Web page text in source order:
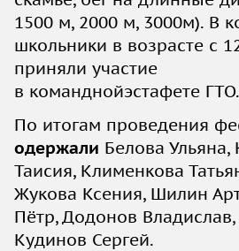
1500 м, 2000 м, 3000м). В
школьники в возрасте с
приняли участие
в команднойэстафете ГТО.
По итогам проведения
одержали Белова
Таисия, Клименкова
Жукова Ксения, Шилин
Пётр, Додонов
Кудинов Сергей.